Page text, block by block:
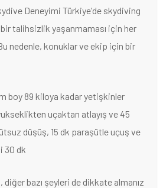
Deneyimi Türkiye'de skydiving
talihsizlik yaşanmaması için her
nedenle, konuklar ve ekip için bir
boy 89 kiloya kadar yetişkinler
uçaktan atlayış ve 45
düşüş, 15 dk paraşütle uçuş ve
30 dk
bazı şeyleri de dikkate almanız